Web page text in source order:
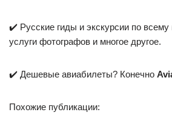
✔️ Русские гиды и экскурсии по
услуги фотографов и многое другое.
✔️ Дешевые авиабилеты? Конечно
Похожие публикации: